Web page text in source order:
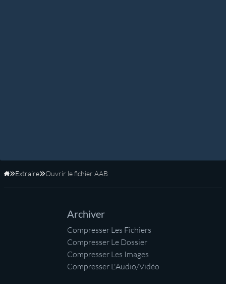
Accueil
Extraire Ouvrir le fichier AAB
Archiver
Compresser Les Fichiers
Compresser Le Dossier
Compresser Les Images
Compresser L'Audio/Vidéo